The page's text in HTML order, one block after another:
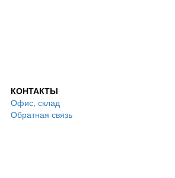
КОНТАКТЫ
Офис, склад
Обратная связь